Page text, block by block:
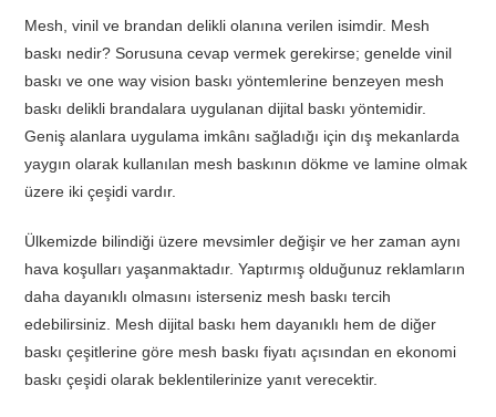
Mesh, vinil ve brandan delikli olanına verilen isimdir. Mesh
baskı nedir? Sorusuna cevap vermek gerekirse; genelde vinil
baskı ve one way vision baskı yöntemlerine benzeyen mesh
baskı delikli brandalara uygulanan dijital baskı yöntemidir.
Geniş alanlara uygulama imkânı sağladığı için dış mekanlarda
yaygın olarak kullanılan mesh baskının dökme ve lamine olmak
üzere iki çeşidi vardır.
Ülkemizde bilindiği üzere mevsimler değişir ve her zaman aynı
hava koşulları yaşanmaktadır. Yaptırmış olduğunuz reklamların
daha dayanıklı olmasını isterseniz mesh baskı tercih
edebilirsiniz. Mesh dijital baskı hem dayanıklı hem de diğer
baskı çeşitlerine göre mesh baskı fiyatı açısından en ekonomi
baskı çeşidi olarak beklentilerinize yanıt verecektir.